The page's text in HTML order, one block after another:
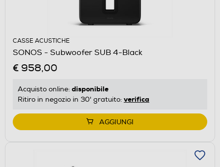
CASSE ACUSTICHE
SONOS - Subwoofer SUB 4-Black
€ 958,00
Acquisto online: disponibile
Ritiro in negozio in 30' gratuito: verifica
AGGIUNGI